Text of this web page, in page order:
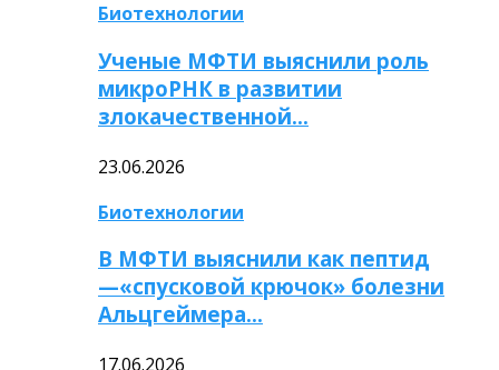
Биотехнологии
Ученые МФТИ выяснили роль
микроРНК в развитии
злокачественной…
23.06.2026
Биотехнологии
В МФТИ выяснили как пептид
—«спусковой крючок» болезни
Альцгеймера…
17.06.2026